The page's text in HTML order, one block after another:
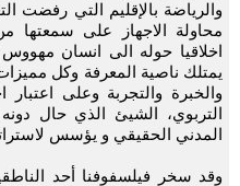
والرياضة بالإقليم التي رفضت
محاولة الاجهاز على
اخلاقيا حوله الى انسان مهووس
يمتلك ناصية المعرفة وكل
والخبرة والتجربة وعلى
التربوي، الشيئ الذي حال
المدني الحقيقي و يؤسس
وقد سخر فيلسفوفنا أحد